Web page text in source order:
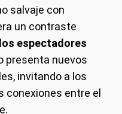
salvaje con
un contraste
espectadores
presenta nuevos
invitando a los
conexiones entre el